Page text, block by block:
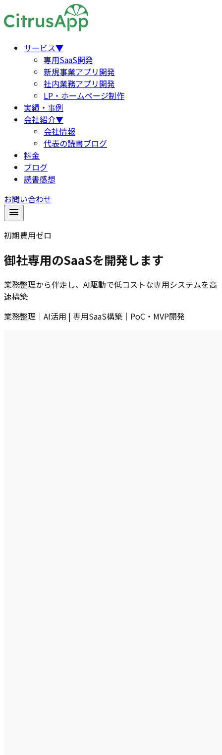
サービス▼
専用SaaS開発
新規事業アプリ開発
社内業務アプリ開発
LP・ホームページ制作
実績・事例
会社紹介▼
会社情報
代表の読書ブログ
料金
ブログ
読書感想
お問い合わせ
初期費用ゼロ
御社専用のSaaSを開発します
業務整理から伴走し、AI駆動で低コストな専用システムを高
速構築
業務整理｜AI活用 | 専用SaaS構築｜PoC・MVP開発